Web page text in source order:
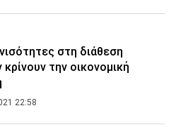
στη διάθεση
την οικονομική
22:58